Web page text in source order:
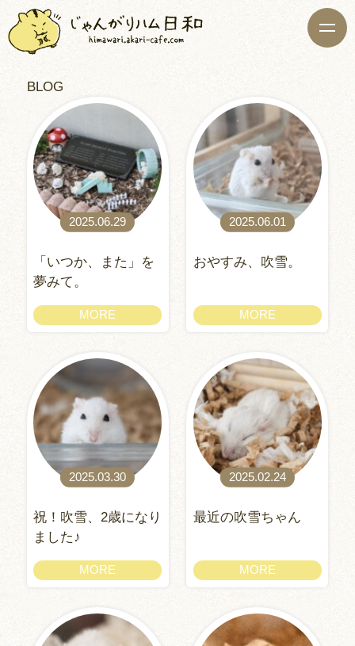
BLOG
2025.06.29
「いつか、また」を
夢みて。
MORE
2025.06.01
おやすみ、吹雪。
MORE
2025.03.30
祝！吹雪、2歳になり
ました♪
MORE
2025.02.24
最近の吹雪ちゃん
MORE